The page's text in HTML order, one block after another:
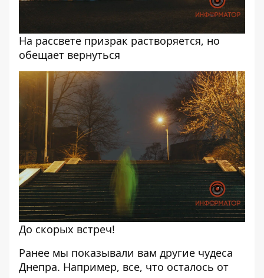
На рассвете призрак растворяется, но
обещает вернуться
До скорых встреч!
Ранее мы показывали вам другие чудеса
Днепра. Например, все, что осталось от